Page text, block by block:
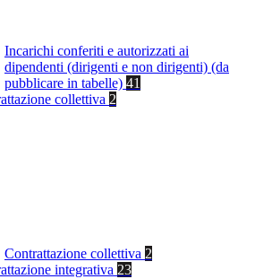
Incarichi conferiti e autorizzati ai
dipendenti (dirigenti e non dirigenti) (da
pubblicare in tabelle) 41
collettiva 2
Contrattazione collettiva 2
integrativa 23